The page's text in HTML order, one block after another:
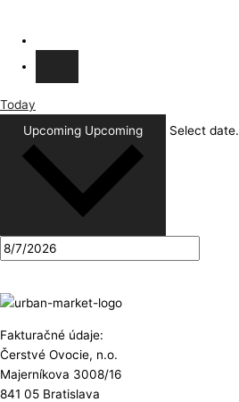
Today
Upcoming Upcoming Select date.
Fakturačné údaje:
Čerstvé Ovocie, n.o.
Majerníkova 3008/16
841 05 Bratislava